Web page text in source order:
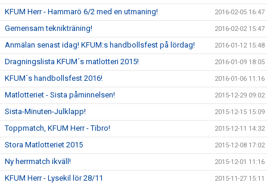
KFUM Herr - Hammarö 6/2 med en utmaning! 2016-02-05 16:47
Gemensam teknikträning! 2016-02-02 15:47
Anmälan senast idag! KFUM:s handbollsfest på lördag! 2016-01-12 15:48
Dragningslista KFUM´s matlotteri 2015! 2016-01-09 18:05
KFUM´s handbollsfest 2016! 2016-01-06 11:16
Matlotteriet - Sista påminnelsen! 2015-12-29 09:02
Sista-Minuten-Julklapp! 2015-12-15 15:09
Toppmatch, KFUM Herr - Tibro! 2015-12-11 14:32
Stora Matlotteriet 2015 2015-12-08 17:02
Ny herrmatch ikväll! 2015-12-01 11:16
KFUM Herr - Lysekil lör 28/11 2015-11-27 15:11